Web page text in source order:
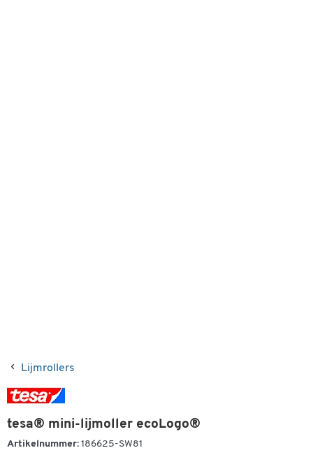
Lijmrollers
tesa® mini-lijmoller ecoLogo®
Artikelnummer: 186625-SW81